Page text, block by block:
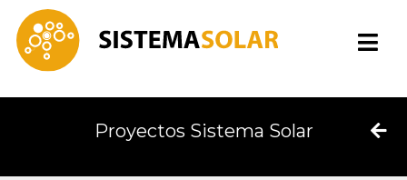
Proyectos Sistema Solar